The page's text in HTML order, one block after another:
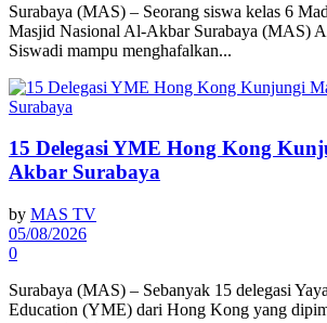
Surabaya (MAS) – Seorang siswa kelas 6
Masjid Nasional Al-Akbar Surabaya (MAS)
Siswadi mampu menghafalkan...
15 Delegasi YME Hong Kong
Akbar Surabaya
by MAS TV
05/08/2026
0
Surabaya (MAS) – Sebanyak 15 delegasi
Education (YME) dari Hong Kong yang